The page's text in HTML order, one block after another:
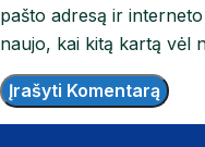
pašto adresą ir
naujo, kai kitą kartą vėl